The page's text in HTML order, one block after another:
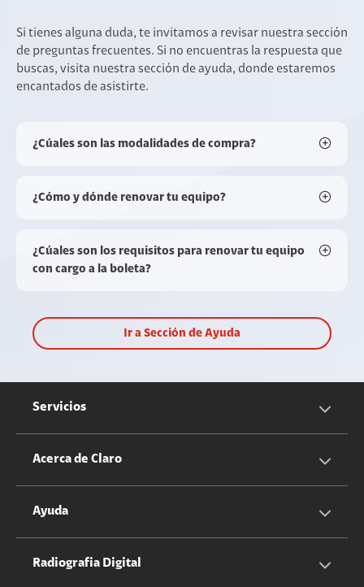
Si tienes alguna duda, te invitamos a revisar nuestra sección
de preguntas frecuentes. Si no encuentras la respuesta que
buscas, visita nuestra sección de ayuda, donde estaremos
encantados de asistirte.
¿Cúales son las modalidades de compra?
¿Cómo y dónde renovar tu equipo?
¿Cúales son los requisitos para renovar tu equipo
con cargo a la boleta?
Ir a Sección de Ayuda
Servicios
Servicios Móviles
Acerca de Claro
Información Corporativa
Ayuda
Cotizador servicios móviles
Radiografia Digital